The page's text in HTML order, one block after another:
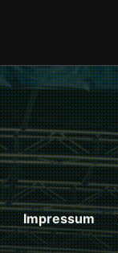
Impressum